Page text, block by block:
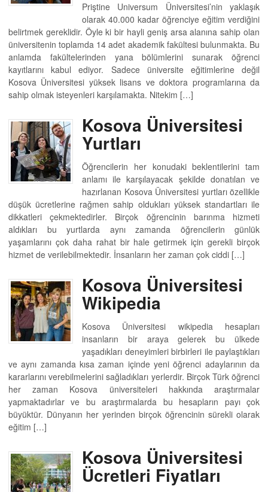
Priştine Universum Üniversitesi’nin yaklaşık
olarak 40.000 kadar öğrenciye eğitim verdiğini
belirtmek gereklidir. Öyle ki bir hayli geniş arsa alanına sahip olan
üniversitenin toplamda 14 adet akademik fakültesi bulunmakta. Bu
anlamda fakültelerinden yana bölümlerini sunarak öğrenci
kayıtlarını kabul ediyor. Sadece üniversite eğitimlerine değil
Kosova Üniversitesi yüksek lisans ve doktora programlarına da
sahip olmak isteyenleri karşılamakta. Nitekim […]
Kosova Üniversitesi
Yurtları
Öğrencilerin her konudaki beklentilerini tam
anlamı ile karşılayacak şekilde donatılan ve
hazırlanan Kosova Üniversitesi yurtları özellikle
düşük ücretlerine rağmen sahip oldukları yüksek standartları ile
dikkatleri çekmektedirler. Birçok öğrencinin barınma hizmeti
aldıkları bu yurtlarda aynı zamanda öğrencilerin günlük
yaşamlarını çok daha rahat bir hale getirmek için gerekli birçok
hizmet de verilebilmektedir. İnsanların her zaman çok ciddi […]
Kosova Üniversitesi
Wikipedia
Kosova Üniversitesi wikipedia hesapları
insanların bir araya gelerek bu ülkede
yaşadıkları deneyimleri birbirleri ile paylaştıkları
ve aynı zamanda kısa zaman içinde yeni öğrenci adaylarının da
kararlarını verebilmelerini sağladıkları yerlerdir. Birçok Türk öğrenci
her zaman Kosova üniversiteleri hakkında araştırmalar
yapmaktadırlar ve bu araştırmalarda bu hesapların payı çok
büyüktür. Dünyanın her yerinden birçok öğrencinin sürekli olarak
eğitim […]
Kosova Üniversitesi
Ücretleri Fiyatları